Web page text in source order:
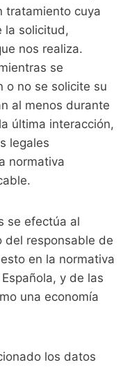
tratamiento cuya
la solicitud,
nos realiza.
se
o no se solicite su
al menos durante
última interacción,
legales
normativa
se efectúa al
del responsable de
en la normativa
y de las
una economía
los datos